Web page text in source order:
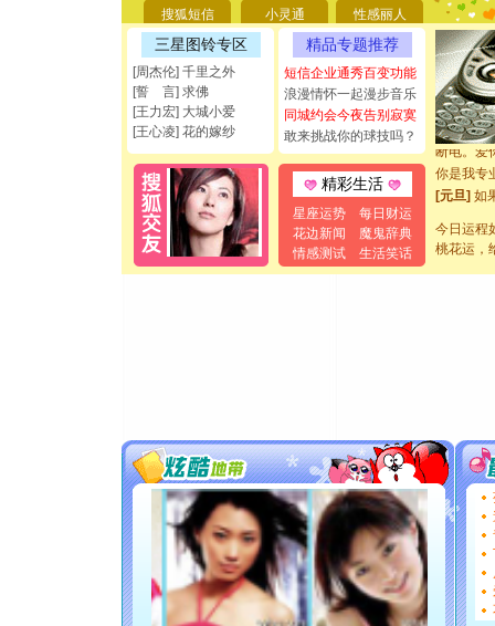
搜狐短信 小灵通 性感丽人
三星图铃专区
[周杰伦] 千里之外
[誓 言] 求佛
[王力宏] 大城小爱
[王心凌] 花的嫁纱
精品专题推荐
短信企业通秀百变功能
浪漫情怀一起漫步音乐
同城约会今夜告别寂寞
敢来挑战你的球技吗？
精彩生活
星座运势
每日财运
花边新闻
魔鬼辞典
情感测试
生活笑话
[圣诞节]
能正大光
都要快乐
[圣诞节]
如意,快
[元旦]看
断电。爱
你是我
[元旦] 如
起；二是
离。水晶
[元旦]当
泣，这痛
[圣诞节]
你太多
要平安
[圣诞节]
能正大
都要快乐
[圣诞节]
如意,快
今日运程
桃花运，